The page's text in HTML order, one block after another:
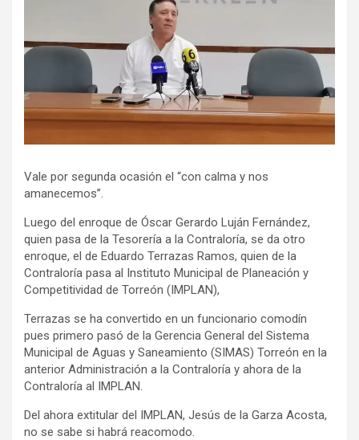
Vale por segunda ocasión el “con calma y nos
amanecemos”.
Luego del enroque de Óscar Gerardo Luján Fernández,
quien pasa de la Tesorería a la Contraloría, se da otro
enroque, el de Eduardo Terrazas Ramos, quien de la
Contraloría pasa al Instituto Municipal de Planeación y
Competitividad de Torreón (IMPLAN),
Terrazas se ha convertido en un funcionario comodín
pues primero pasó de la Gerencia General del Sistema
Municipal de Aguas y Saneamiento (SIMAS) Torreón en la
anterior Administración a la Contraloría y ahora de la
Contraloría al IMPLAN.
Del ahora extitular del IMPLAN, Jesús de la Garza Acosta,
no se sabe si habrá reacomodo.